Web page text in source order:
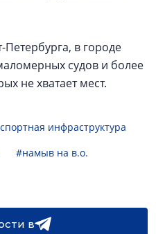
в городе
судов и более
не хватает мест.
инфраструктура
#намыв на в.о.
в